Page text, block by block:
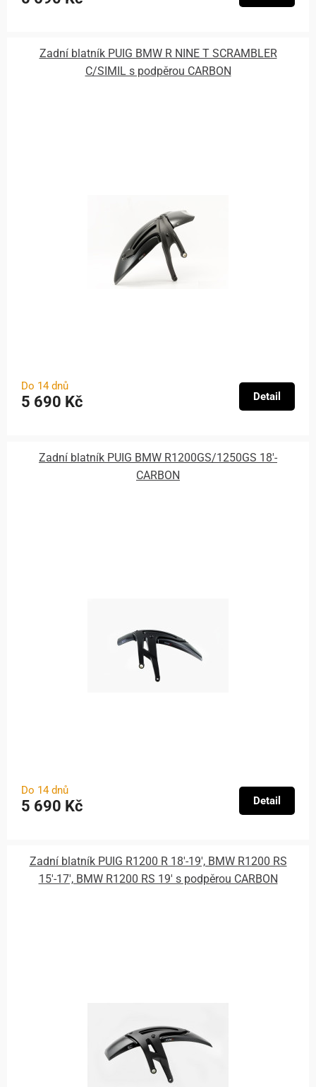
Zadní blatník PUIG BMW R NINE T SCRAMBLER
C/SIMIL s podpěrou CARBON
Do 14 dnů
5 690 Kč Detail
Zadní blatník PUIG BMW R1200GS/1250GS 18'-
CARBON
Do 14 dnů
5 690 Kč Detail
Zadní blatník PUIG R1200 R 18'-19', BMW R1200 RS
15'-17', BMW R1200 RS 19' s podpěrou CARBON